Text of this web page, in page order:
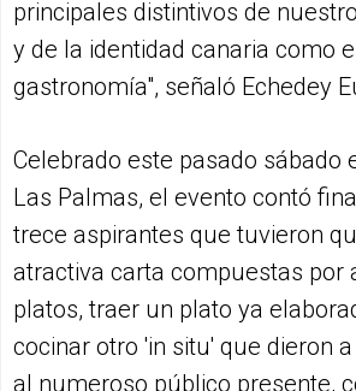
principales distintivos de
y de la identidad canaria como
gastronomía", señaló Echedey
Celebrado este pasado sábado
Las Palmas, el evento contó
trece aspirantes que tuvieron
atractiva carta compuestas por
platos, traer un plato ya
cocinar otro 'in situ' que dieron
al numeroso público presente,